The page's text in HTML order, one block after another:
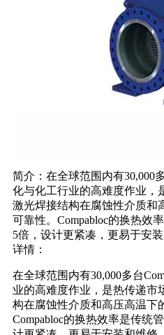
简介：在全球范围内有30,000
化与化工行业的高难度作业，
激光焊接结构在腐蚀性介质和
可靠性。Compabloc的换热效
5倍，设计更紧凑，更易于安装
详情：
在全球范围内有30,000多台
业的高难度作业，是热传递市
构在腐蚀性介质和高压高温下
Compabloc的换热效率是传统